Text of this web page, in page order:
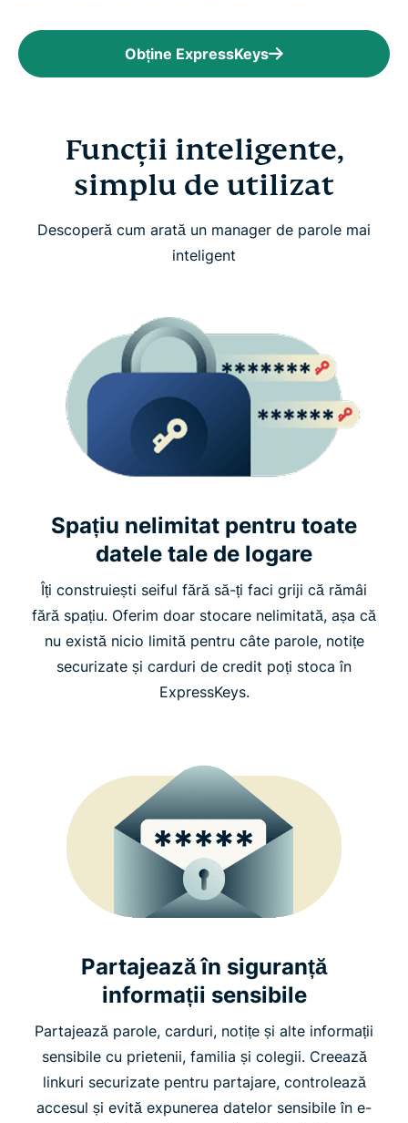
Obține ExpressKeys
Funcții inteligente,
simplu de utilizat
Descoperă cum arată un manager de parole mai
inteligent
Spațiu nelimitat pentru toate
datele tale de logare
Îți construiești seiful fără să-ți faci griji că rămâi
fără spațiu. Oferim doar stocare nelimitată, așa că
nu există nicio limită pentru câte parole, notițe
securizate și carduri de credit poți stoca în
ExpressKeys.
Partajează în siguranță
informații sensibile
Partajează parole, carduri, notițe și alte informații
sensibile cu prietenii, familia și colegii. Creează
linkuri securizate pentru partajare, controlează
accesul și evită expunerea datelor sensibile în e-